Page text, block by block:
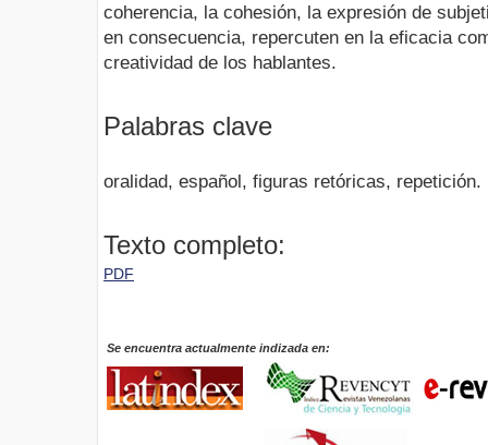
coherencia, la cohesión, la expresión de
en consecuencia, repercuten en la eficacia
creatividad de los hablantes.
Palabras clave
oralidad, español, figuras retóricas, repetición.
Texto completo:
PDF
Se encuentra actualmente indizada en: